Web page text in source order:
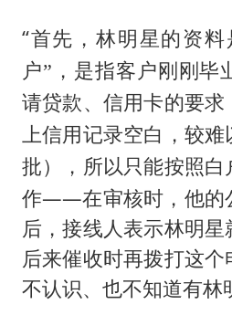
“首先，林明星的资料
户”，是指客户刚刚毕
请贷款、信用卡的要求
上信用记录空白，较难
批）
，所以只能按照
作——在审核时，他的
后，接线人表示林明
后来催收时再拨打这
不认识、也不知道有林